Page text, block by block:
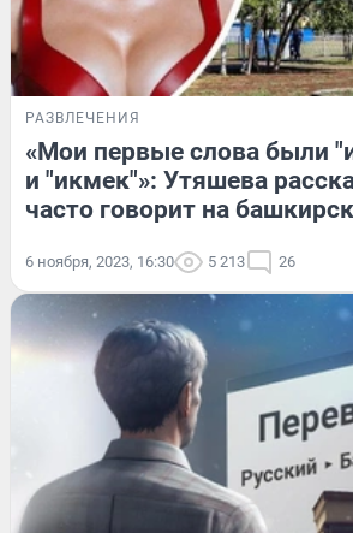
РАЗВЛЕЧЕНИЯ
«Мои первые слова были
и "икмек"»: Утяшева
часто говорит на
6 ноября, 2023, 16:30 5 213 26